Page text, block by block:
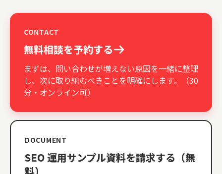
CONTACT
無料相談を予約する
まずは、問い合わせが増えない原因を一緒に整理
し、次に取り組むべきことを明確にします。（30
分・オンライン可）
DOCUMENT
SEO 運用サンプル資料を請求する（無